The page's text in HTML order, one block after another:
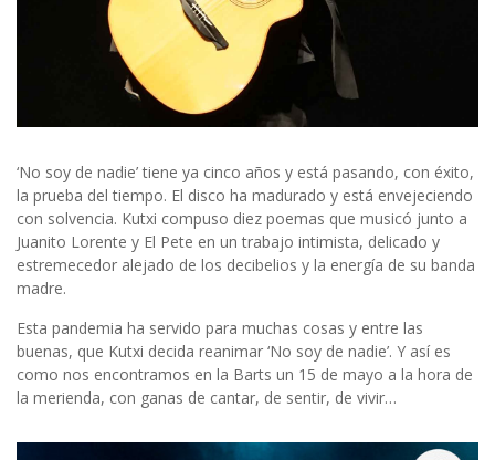
‘No soy de nadie’ tiene ya cinco años y está pasando, con éxito,
la prueba del tiempo. El disco ha madurado y está envejeciendo
con solvencia. Kutxi compuso diez poemas que musicó junto a
Juanito Lorente y El Pete en un trabajo intimista, delicado y
estremecedor alejado de los decibelios y la energía de su banda
madre.
Esta pandemia ha servido para muchas cosas y entre las
buenas, que Kutxi decida reanimar ‘No soy de nadie’. Y así es
como nos encontramos en la Barts un 15 de mayo a la hora de
la merienda, con ganas de cantar, de sentir, de vivir…